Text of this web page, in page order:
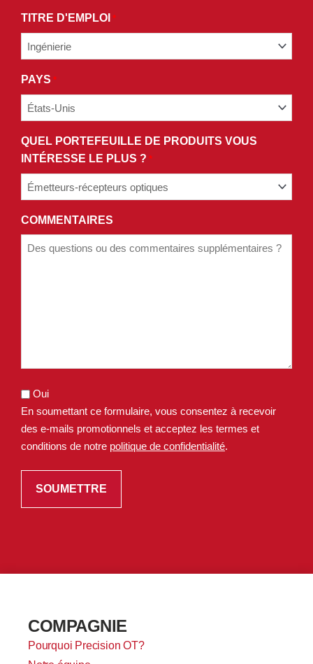
TITRE D'EMPLOI *
PAYS *
QUEL PORTEFEUILLE DE PRODUITS VOUS
INTÉRESSE LE PLUS ? *
COMMENTAIRES
POLITIQUE
DE
CONFIDENTIALITÉ.
Oui
En soumettant ce formulaire, vous consentez à recevoir
des e-mails promotionnels et acceptez les termes et
conditions de notre politique de confidentialité.
COMPAGNIE
Pourquoi Precision OT?